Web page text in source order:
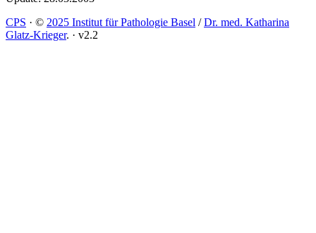
CPS · © 2025 Institut für Pathologie Basel /Dr. med. Katharina
Glatz-Krieger. · v2.2